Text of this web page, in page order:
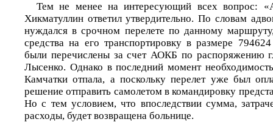
Тем не менее на интересующий всех вопрос:
Хикматуллин ответил утвердительно. По словам
нуждался в срочном перелете по данному
средства на его транспортировку в размере
были перечислены за счет АОКБ по распоряжению
Лысенко. Однако в последний момент
Камчатки отпала, а поскольку перелет уже был
решение отправить самолетом в командировку
Но с тем условием, что впоследствии сумма,
расходы, будет возвращена больнице.